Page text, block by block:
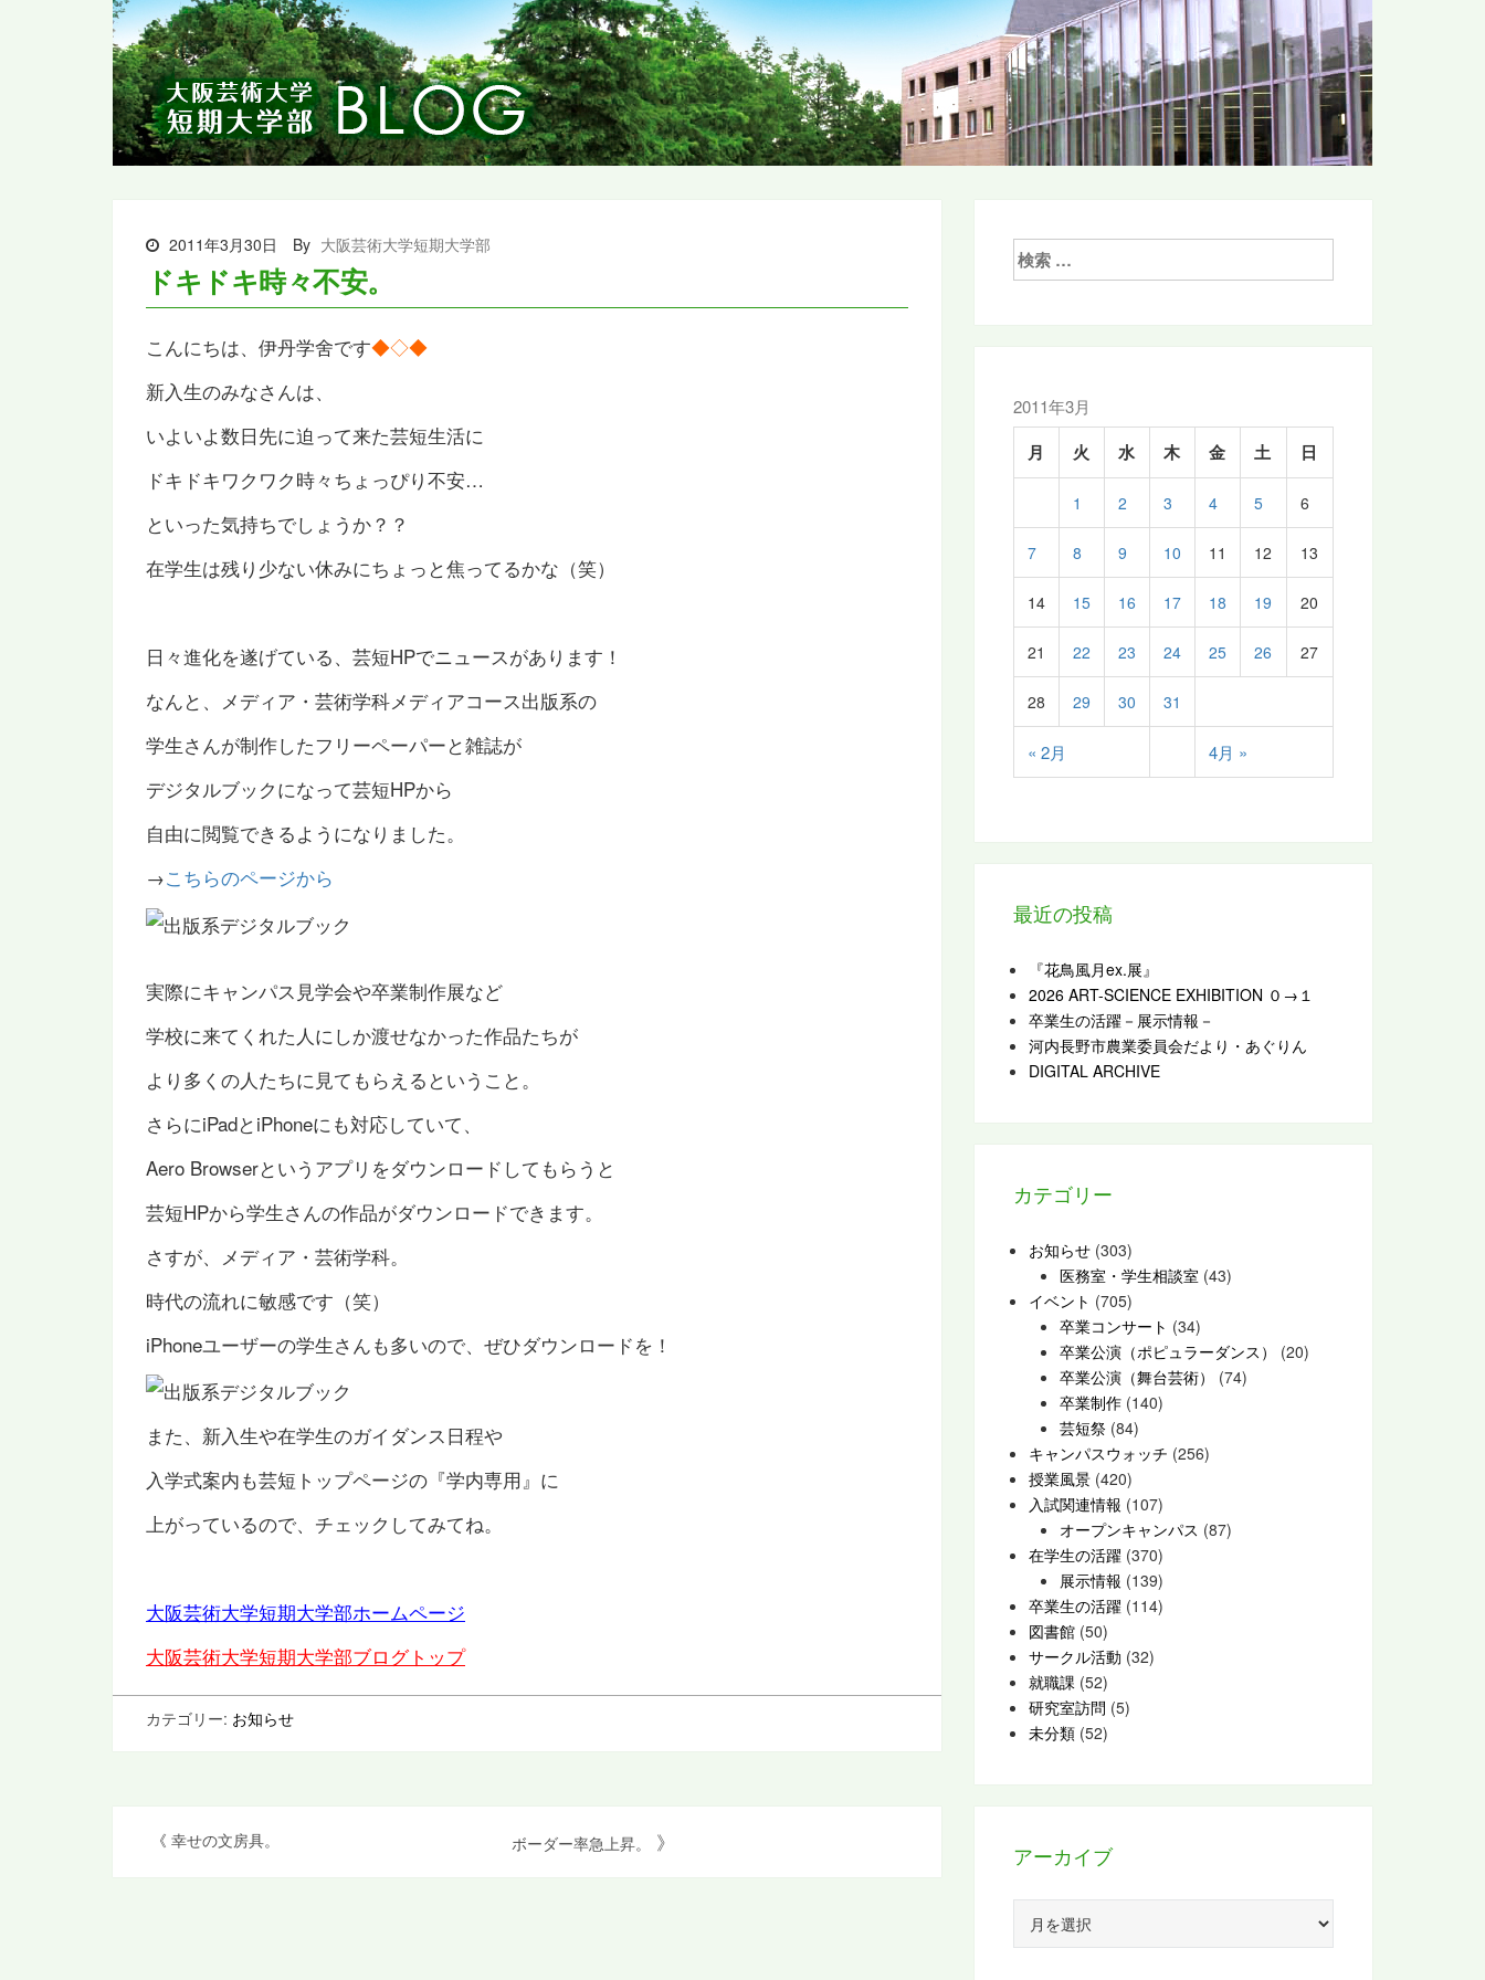
2011年3月30日 By 大阪芸術大学短期大学部
ドキドキ時々不安。
こんにちは、伊丹学舍です◆◇◆
新入生のみなさんは、
いよいよ数日先に迫って来た芸短生活に
ドキドキワクワク時々ちょっぴり不安…
といった気持ちでしょうか？？
在学生は残り少ない休みにちょっと焦ってるかな（笑）
日々進化を遂げている、芸短HPでニュースがあります！
なんと、メディア・芸術学科メディアコース出版系の
学生さんが制作したフリーペーパーと雑誌が
デジタルブックになって芸短HPから
自由に閲覧できるようになりました。
→こちらのページから
実際にキャンパス見学会や卒業制作展など
学校に来てくれた人にしか渡せなかった作品たちが
より多くの人たちに見てもらえるということ。
さらにiPadとiPhoneにも対応していて、
Aero Browserというアプリをダウンロードしてもらうと
芸短HPから学生さんの作品がダウンロードできます。
さすが、メディア・芸術学科。
時代の流れに敏感です（笑）
iPhoneユーザーの学生さんも多いので、ぜひダウンロードを！
また、新入生や在学生のガイダンス日程や
入学式案内も芸短トップページの『学内専用』に
上がっているので、チェックしてみてね。
大阪芸術大学短期大学部ホームページ
大阪芸術大学短期大学部ブログトップ
カテゴリー: お知らせ
《 幸せの文房具。 ボーダー率急上昇。 》
検
索:
2011年3月
月 火 水 木 金 土 日
« 2月 4月 »
1 2 3 4 5 6
7 8 9 10 11 12 13
14 15 16 17 18 19 20
21 22 23 24 25 26 27
28 29 30 31
最近の投稿
『花鳥風月ex.展』
2026 ART-SCIENCE EXHIBITION ０→１
卒業生の活躍－展示情報－
河内長野市農業委員会だより・あぐりん
DIGITAL ARCHIVE
カテゴリー
お知らせ (303)
医務室・学生相談室 (43)
イベント (705)
卒業コンサート (34)
卒業公演（ポピュラーダンス）
(20)
卒業公演（舞台芸術）
(74)
卒業制作 (140)
芸短祭 (84)
キャンパスウォッチ (256)
授業風景 (420)
入試関連情報 (107)
オープンキャンパス (87)
在学生の活躍 (370)
展示情報 (139)
卒業生の活躍 (114)
図書館 (50)
サークル活動 (32)
就職課 (52)
研究室訪問 (5)
未分類 (52)
アーカイブ
カ